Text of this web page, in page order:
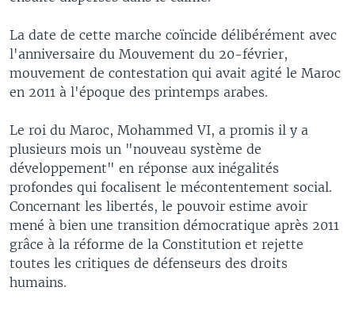
La date de cette marche coïncide délibérément avec
l'anniversaire du Mouvement du 20-février,
mouvement de contestation qui avait agité le Maroc
en 2011 à l'époque des printemps arabes.
Le roi du Maroc, Mohammed VI, a promis il y a
plusieurs mois un "nouveau système de
développement" en réponse aux inégalités
profondes qui focalisent le mécontentement social.
Concernant les libertés, le pouvoir estime avoir
mené à bien une transition démocratique après 2011
grâce à la réforme de la Constitution et rejette
toutes les critiques de défenseurs des droits
humains.